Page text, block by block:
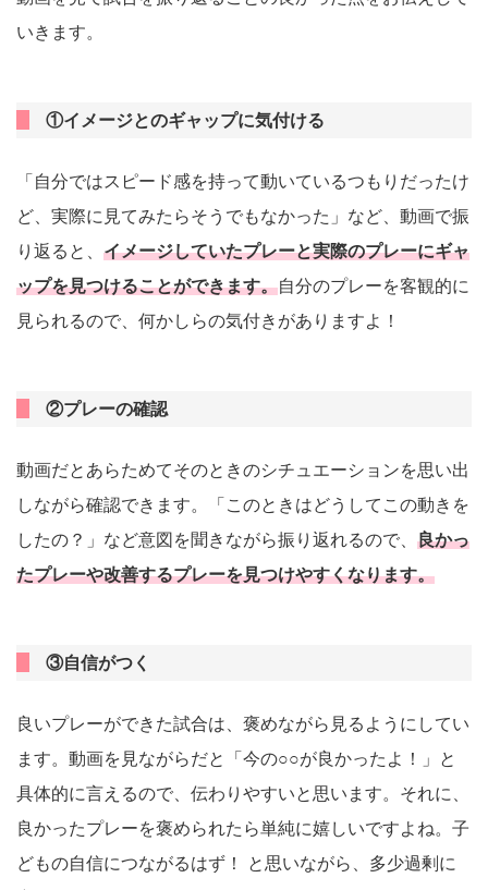
いきます。
①イメージとのギャップに気付ける
「自分ではスピード感を持って動いているつもりだったけ
ど、実際に見てみたらそうでもなかった」など、動画で振
り返ると、 イメージしていたプレーと実際のプレーにギャ
ップを見つけることができます。自分のプレーを客観的に
見られるので、何かしらの気付きがありますよ！
②プレーの確認
動画だとあらためてそのときのシチュエーションを思い出
しながら確認できます。「このときはどうしてこの動きを
したの？」など意図を聞きながら振り返れるので、 良かっ
たプレーや改善するプレーを見つけやすくなります。
③自信がつく
良いプレーができた試合は、褒めながら見るようにしてい
ます。動画を見ながらだと「今の○○が良かったよ！」と
具体的に言えるので、伝わりやすいと思います。それに、
良かったプレーを褒められたら単純に嬉しいですよね。子
どもの自信につながるはず！ と思いながら、多少過剰に